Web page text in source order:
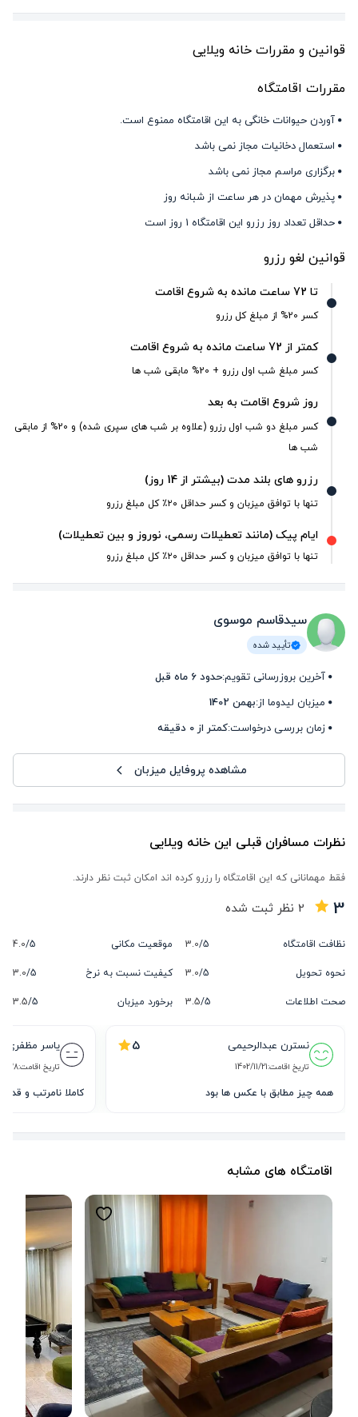
قوانین و مقررات خانه ویلایی
مقررات اقامتگاه
آوردن حیوانات خانگی به این اقامتگاه ممنوع است.
استعمال دخانیات مجاز نمی باشد
برگزاری مراسم مجاز نمی باشد
پذیرش مهمان در هر ساعت از شبانه روز
حداقل تعداد روز رزرو این اقامتگاه 1 روز است
قوانین لغو رزرو
تا 72 ساعت مانده به شروع اقامت
کسر 20% از مبلغ کل رزرو
کمتر از 72 ساعت مانده به شروع اقامت
کسر مبلغ شب اول رزرو + 20% مابقی شب ها
روز شروع اقامت به بعد
کسر مبلغ دو شب اول رزرو (علاوه بر شب های سپری شده) و 20% از مابقی
شب ها
رزرو های بلند مدت (بیشتر از 14 روز)
تنها با توافق میزبان و کسر حداقل ۲۰٪ کل مبلغ رزرو
ایام پیک (مانند تعطیلات رسمی، نوروز و بین تعطیلات)
تنها با توافق میزبان و کسر حداقل ۲۰٪ کل مبلغ رزرو
سیدقاسم موسوی
تأیید شده
آخرین بروزرسانی تقویم:حدود 6 ماه قبل
میزبان لیدوما از:بهمن 1402
زمان بررسی درخواست:کمتر از 0 دقیقه
مشاهده پروفایل میزبان
نظرات مسافران قبلی این خانه ویلایی
فقط مهمانانی که این اقامتگاه را رزرو کرده اند امکان ثبت نظر دارند.
3
2 نظر ثبت شده
نظافت اقامتگاه 5/
3.0 موقعیت مکانی 5/
4.0
نحوه تحویل
5/
3.0 کیفیت نسبت به نرخ 5/
3.0
صحت اطلاعات
5/
3.5 برخورد میزبان 5/
3.5
نسترن عبدالرحیمی 5
تاریخ اقامت:1402/11/21
همه چیز مطابق با عکس ها بود
یاسر مظفری
تاریخ اقامت:28
کاملا نامرتب و
اقامتگاه های مشابه